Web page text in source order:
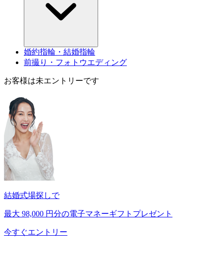
婚約指輪・結婚指輪
前撮り・フォトウエディング
お客様は未エントリーです
結婚式場探しで
最大 98,000 円分の電子マネーギフトプレゼント
今すぐエントリー